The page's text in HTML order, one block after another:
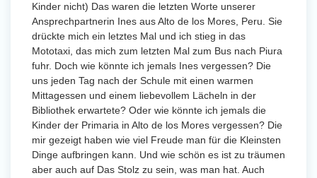
Kinder nicht) Das waren die letzten Worte unserer
Ansprechpartnerin Ines aus Alto de los Mores, Peru. Sie
drückte mich ein letztes Mal und ich stieg in das
Mototaxi, das mich zum letzten Mal zum Bus nach Piura
fuhr. Doch wie könnte ich jemals Ines vergessen? Die
uns jeden Tag nach der Schule mit einen warmen
Mittagessen und einem liebevollem Lächeln in der
Bibliothek erwartete? Oder wie könnte ich jemals die
Kinder der Primaria in Alto de los Mores vergessen? Die
mir gezeigt haben wie viel Freude man für die Kleinsten
Dinge aufbringen kann. Und wie schön es ist zu träumen
aber auch auf Das Stolz zu sein, was man hat. Auch